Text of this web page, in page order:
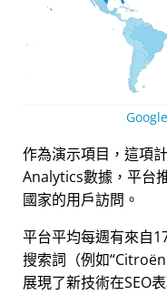
作為演示項目，這項
Analytics數據，平台
國家的用戶訪問。
平台平均每週有來自
搜索詞（例如
展現了新技術在SEO